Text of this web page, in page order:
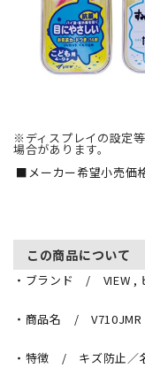
※ディスプレイの設定
場合があります。
■メーカー希望小売価
この商品について
・ブランド / VIEW ,
・商品名 / V710JMR
・特徴 / キズ防止／